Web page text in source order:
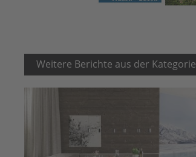
Weitere Berichte aus der Kategorie